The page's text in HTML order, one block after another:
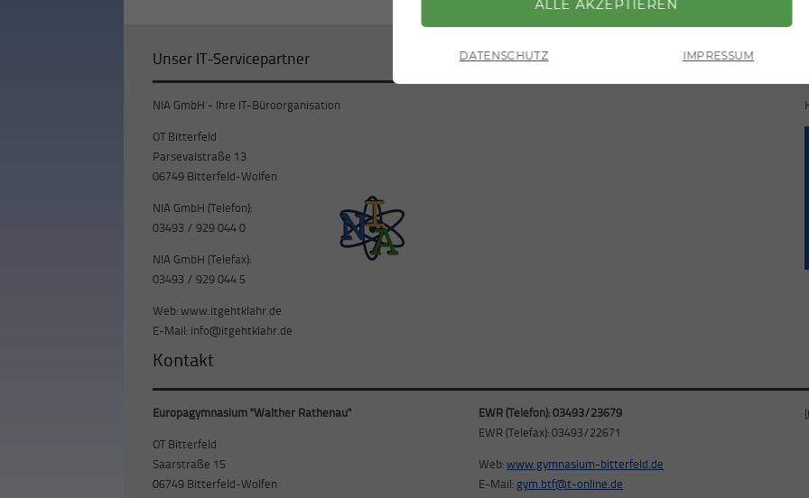
Unser IT-Servicepartner
NIA GmbH - Ihre IT-Büroorganisation
OT Bitterfeld
Parsevalstraße 13
06749 Bitterfeld-Wolfen
NIA GmbH (Telefon):
03493 / 929 044 0
NIA GmbH (Telefax):
03493 / 929 044 5
Web:www.itgehtklahr.de
E-Mail: info@itgehtklahr.de
Standort
Kontakt
Europagymnasium "Walther Rathenau"
OT Bitterfeld
Saarstraße 15
06749 Bitterfeld-Wolfen
EWR (Telefon): 03493/23679
EWR (Telefax): 03493/22671
Web:www.gymnasium-bitterfeld.de
E-Mail:gym.btf@t-online.de
ZURÜCK
DATENSCHUTZ IMPRESSUM